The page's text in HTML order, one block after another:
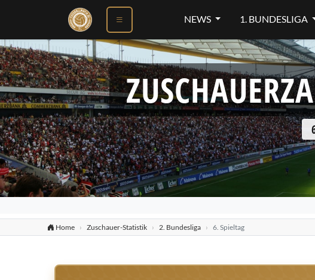
NEWS 1. BUNDESLIGA
Home Zuschauer-Statistik 2. Bundesliga 6. Spieltag